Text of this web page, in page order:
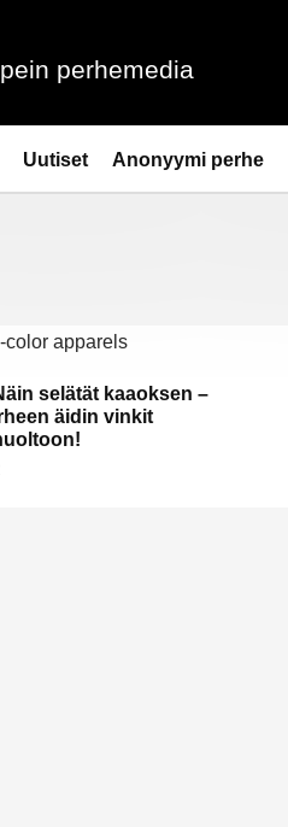
perhemedia
Uutiset Anonyymi perhe
selätät kaaoksen –
äidin vinkit